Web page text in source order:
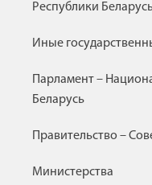
Республики
Иные
Парламент –
Беларусь
Правительство –
Министерства